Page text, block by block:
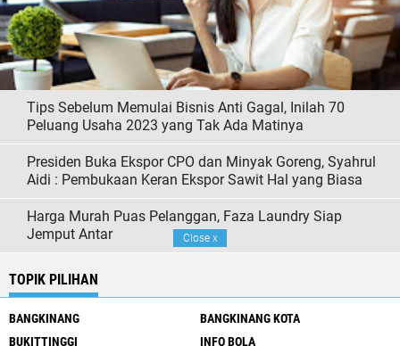
Tips Sebelum Memulai Bisnis Anti Gagal, Inilah 70
Peluang Usaha 2023 yang Tak Ada Matinya
Presiden Buka Ekspor CPO dan Minyak Goreng, Syahrul
Aidi : Pembukaan Keran Ekspor Sawit Hal yang Biasa
Harga Murah Puas Pelanggan, Faza Laundry Siap
Jemput Antar
TOPIK PILIHAN
BANGKINANG
BANGKINANG KOTA
BUKITTINGGI
INFO BOLA
Close x